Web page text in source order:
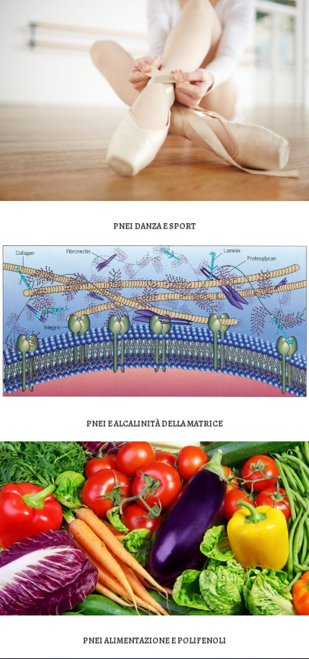
PNEI DANZA E SPORT
PNEI E ALCALINITÀ DELLA MATRICE
PNEI ALIMENTAZIONE E POLIFENOLI